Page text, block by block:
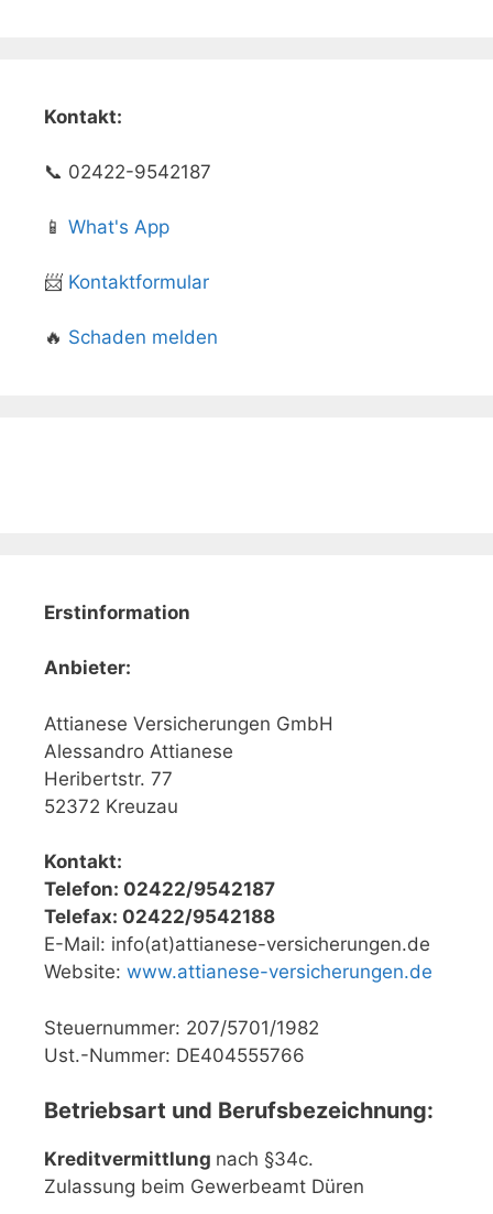
Kontakt:
📞 02422-9542187
📱 What's App
📨 Kontaktformular
🔥 Schaden melden
Erstinformation
Anbieter:
Attianese Versicherungen GmbH
Alessandro Attianese
Heribertstr. 77
52372 Kreuzau
Kontakt:
Telefon: 02422/9542187
Telefax: 02422/9542188
E-Mail: info(at)attianese-versicherungen.de
Website: www.attianese-versicherungen.de
Steuernummer: 207/5701/1982
Ust.-Nummer: DE404555766
Betriebsart und Berufsbezeichnung:
Kreditvermittlung nach §34c.
Zulassung beim Gewerbeamt Düren